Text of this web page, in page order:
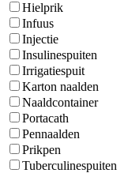
Hielprik
Infuus
Injectie
Insulinespuiten
Irrigatiespuit
Karton naalden
Naaldcontainer
Portacath
Pennaalden
Prikpen
Tuberculinespuiten